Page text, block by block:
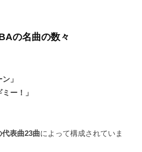
の名曲の数々
」
ー！」
表曲23曲によって構成されていま